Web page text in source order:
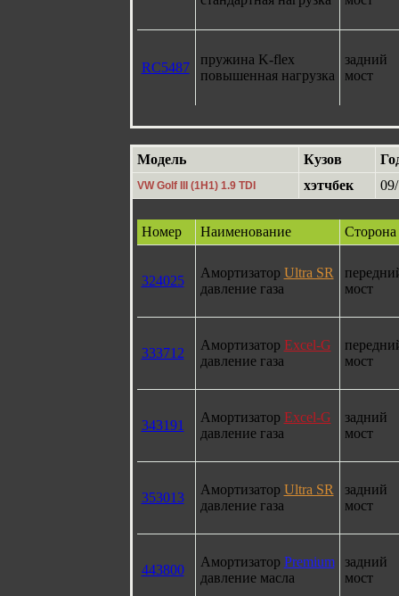
RC5487
пружина K-flex
повышенная нагрузка
задний
мост
Модель Кузов
VW Golf III (1H1) 1.9 TDI хэтчбек
Номер Наименование Сторона
324025
Амортизатор Ultra SR
давление газа
мост
333712
Амортизатор Excel-G
давление газа
мост
343191
Амортизатор Excel-G
давление газа
задний
мост
353013
Амортизатор Ultra SR
давление газа
задний
мост
443800
Амортизатор Premium
давление масла
задний
мост